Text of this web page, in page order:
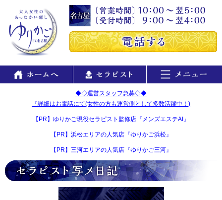
◆◇運営スタッフ急募◇◆
『詳細はお電話にて(女性の方も運営側として多数活躍中！)
【PR】ゆりかご現役セラピスト監修店『メンズエステAI』
【PR】浜松エリアの人気店『ゆりかご浜松』
【PR】三河エリアの人気店『ゆりかご三河』